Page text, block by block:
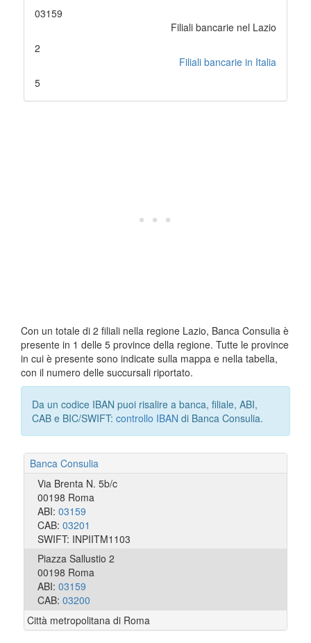
03159
Filiali bancarie nel Lazio
2
Filiali bancarie in Italia
5
Con un totale di 2 filiali nella regione Lazio, Banca Consulia è
presente in 1 delle 5 province della regione. Tutte le province
in cui è presente sono indicate sulla mappa e nella tabella,
con il numero delle succursali riportato.
Da un codice IBAN puoi risalire a banca, filiale, ABI,
CAB e BIC/SWIFT: controllo IBAN di Banca Consulia.
Banca Consulia
Via Brenta N. 5b/c
00198 Roma
ABI: 03159
CAB: 03201
SWIFT: INPIITM1103
Piazza Sallustio 2
00198 Roma
ABI: 03159
CAB: 03200
Città metropolitana di Roma